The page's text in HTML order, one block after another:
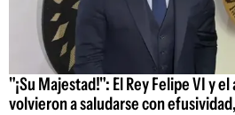
"¡Su Majestad!": El Rey Felipe VI y
volvieron a saludarse con